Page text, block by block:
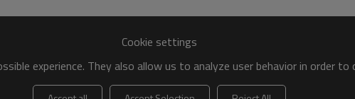
Cookie settings
experience. They also allow us to analyze user behavior in order